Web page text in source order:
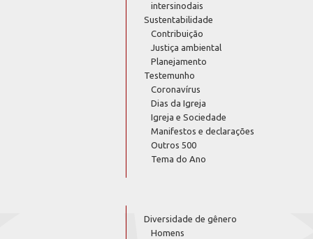
intersinodais
Sustentabilidade
Contribuição
Justiça ambiental
Planejamento
Testemunho
Coronavírus
Dias da Igreja
Igreja e Sociedade
Manifestos e declarações
Outros 500
Tema do Ano
Diversidade de gênero
Homens